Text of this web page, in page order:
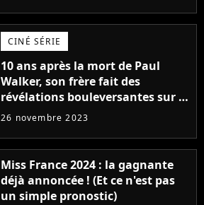
CINÉ SÉRIE
10 ans après la mort de Paul
Walker, son frère fait des
révélations bouleversantes sur la
réaction des acteurs de Fast and
26 novembre 2023
Miss France 2024 : la gagnante
déjà annoncée ! (Et ce n'est pas
un simple pronostic)